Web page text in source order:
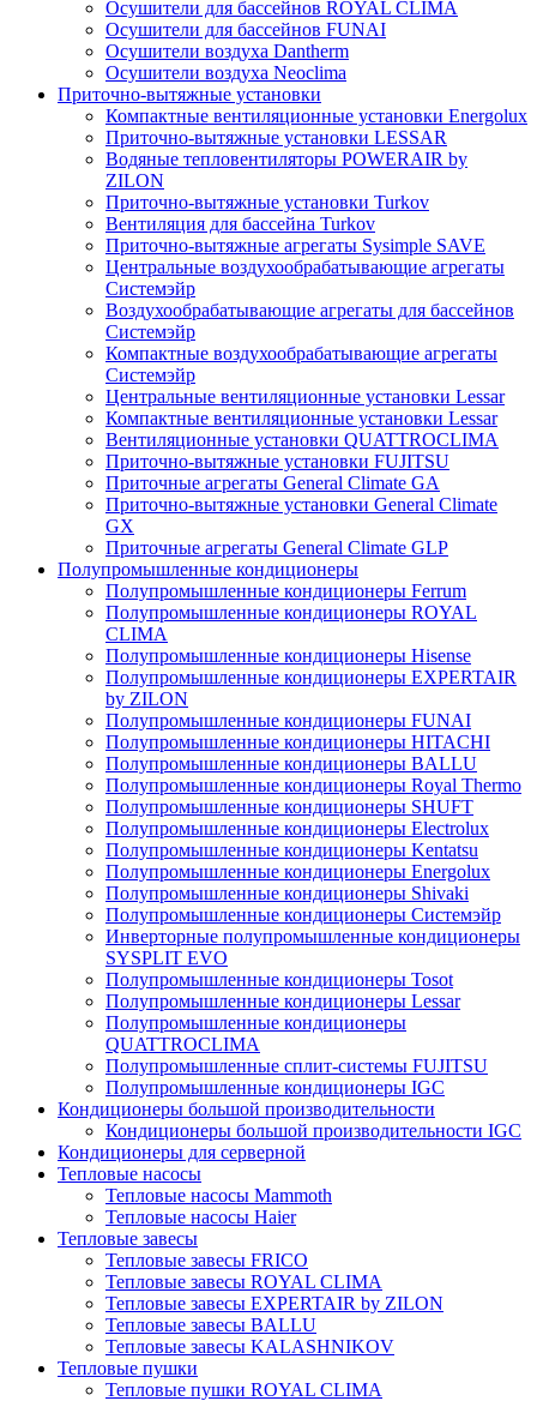
Осушители для бассейнов ROYAL CLIMA
Осушители для бассейнов FUNAI
Осушители воздуха Dantherm
Осушители воздуха Neoclima
Приточно-вытяжные установки
Компактные вентиляционные установки Energolux
Приточно-вытяжные установки LESSAR
Водяные тепловентиляторы POWERAIR by
ZILON
Приточно-вытяжные установки Turkov
Вентиляция для бассейна Turkov
Приточно-вытяжные агрегаты Sysimple SAVE
Центральные воздухообрабатывающие агрегаты
Системэйр
Воздухообрабатывающие агрегаты для бассейнов
Системэйр
Компактные воздухообрабатывающие агрегаты
Системэйр
Центральные вентиляционные установки Lessar
Компактные вентиляционные установки Lessar
Вентиляционные установки QUATTROCLIMA
Приточно-вытяжные установки FUJITSU
Приточные агрегаты General Climate GA
Приточно-вытяжные установки General Climate
GX
Приточные агрегаты General Climate GLP
Полупромышленные кондиционеры
Полупромышленные кондиционеры Ferrum
Полупромышленные кондиционеры ROYAL
CLIMA
Полупромышленные кондиционеры Hisense
Полупромышленные кондиционеры EXPERTAIR
by ZILON
Полупромышленные кондиционеры FUNAI
Полупромышленные кондиционеры HITACHI
Полупромышленные кондиционеры BALLU
Полупромышленные кондиционеры Royal Thermo
Полупромышленные кондиционеры SHUFT
Полупромышленные кондиционеры Electrolux
Полупромышленные кондиционеры Kentatsu
Полупромышленные кондиционеры Energolux
Полупромышленные кондиционеры Shivaki
Полупромышленные кондиционеры Системэйр
Инверторные полупромышленные кондиционеры
SYSPLIT EVO
Полупромышленные кондиционеры Tosot
Полупромышленные кондиционеры Lessar
Полупромышленные кондиционеры
QUATTROCLIMA
Полупромышленные сплит-системы FUJITSU
Полупромышленные кондиционеры IGC
Кондиционеры большой производительности
Кондиционеры большой производительности IGC
Кондиционеры для серверной
Тепловые насосы
Тепловые насосы Mammoth
Тепловые насосы Haier
Тепловые завесы
Тепловые завесы FRICO
Тепловые завесы ROYAL CLIMA
Тепловые завесы EXPERTAIR by ZILON
Тепловые завесы BALLU
Тепловые завесы KALASHNIKOV
Тепловые пушки
Тепловые пушки ROYAL CLIMA